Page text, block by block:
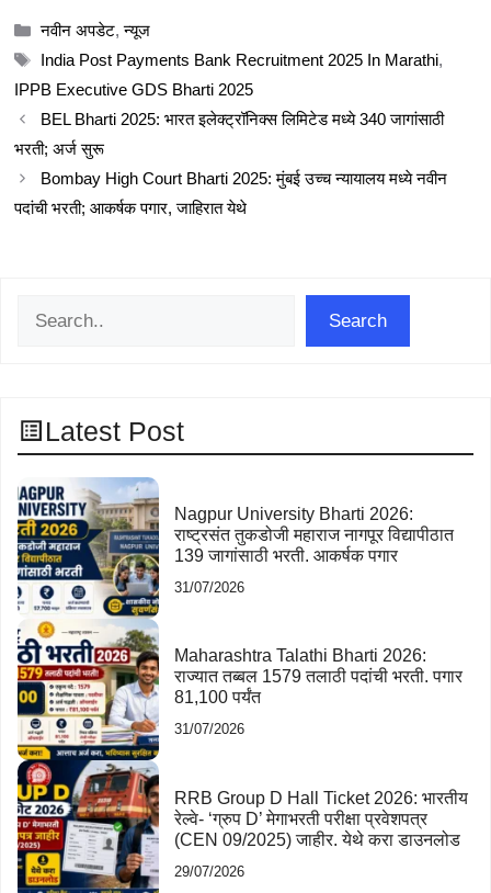
Categories
नवीन अपडेट,न्यूज
Tags
India Post Payments Bank Recruitment 2025 In Marathi,
IPPB Executive GDS Bharti 2025
BEL Bharti 2025: भारत इलेक्ट्रॉनिक्स लिमिटेड मध्ये 340 जागांसाठी
भरती; अर्ज सुरू
Bombay High Court Bharti 2025: मुंबई उच्च न्यायालय मध्ये नवीन
पदांची भरती; आकर्षक पगार, जाहिरात येथे
Search
Latest Post
Nagpur University Bharti 2026:
राष्ट्रसंत तुकडोजी महाराज नागपूर विद्यापीठात
139 जागांसाठी भरती. आकर्षक पगार
31/07/2026
Maharashtra Talathi Bharti 2026:
राज्यात तब्बल 1579 तलाठी पदांची भरती. पगार
81,100 पर्यंत
31/07/2026
RRB Group D Hall Ticket 2026: भारतीय
रेल्वे- ‘ग्रुप D’ मेगाभरती परीक्षा प्रवेशपत्र
(CEN 09/2025) जाहीर. येथे करा डाउनलोड
29/07/2026